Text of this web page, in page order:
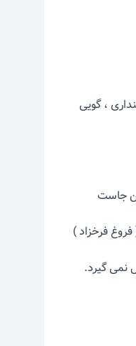
، گویی
جاست
فرخزاد )
نمی گیرد.